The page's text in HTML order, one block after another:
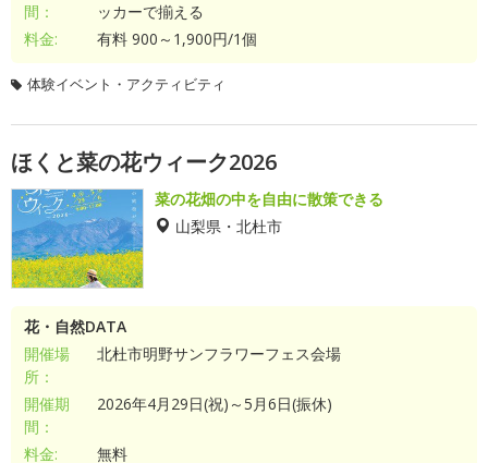
間：
ッカーで揃える
料金:
有料 900～1,900円/1個
体験イベント・アクティビティ
ほくと菜の花ウィーク2026
菜の花畑の中を自由に散策できる
山梨県・北杜市
花・自然DATA
開催場
所：
北杜市明野サンフラワーフェス会場
開催期
間：
2026年4月29日(祝)～5月6日(振休)
料金: 無料